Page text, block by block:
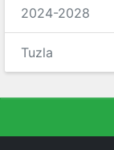
2024-2028
Tuzla